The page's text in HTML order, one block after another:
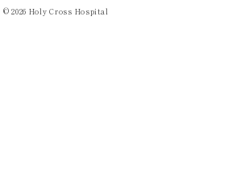
© 2026 Holy Cross Hospital